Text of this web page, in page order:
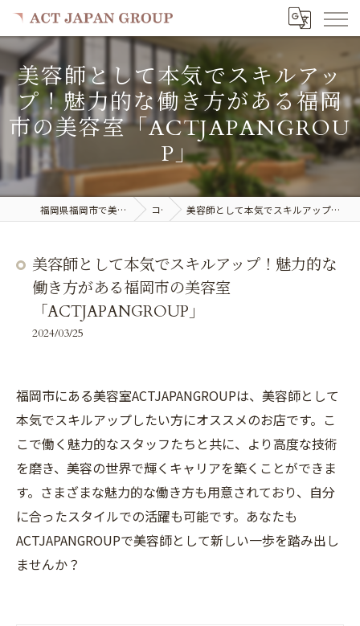
美容師として本気でスキルアッ
プ！魅力的な働き方がある福岡
市の美容室「ACTJAPANGROU
P」
福岡県福岡市で美容室の求人ならACT JAPAN GROUP コラム 美容師として本気でスキルアップ！魅力的な働き方がある福岡市の美容室「ACTJAPANGROUP」
美容師として本気でスキルアップ！魅力的な
働き方がある福岡市の美容室
「ACTJAPANGROUP」
2024/03/25
福岡市にある美容室ACTJAPANGROUPは、美容師として
本気でスキルアップしたい方にオススメのお店です。こ
こで働く魅力的なスタッフたちと共に、より高度な技術
を磨き、美容の世界で輝くキャリアを築くことができま
す。さまざまな魅力的な働き方も用意されており、自分
に合ったスタイルでの活躍も可能です。あなたも
ACTJAPANGROUPで美容師として新しい一歩を踏み出し
ませんか？